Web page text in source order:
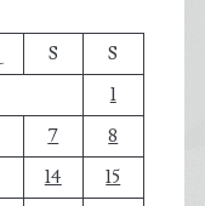
S
S
1
7
8
14
15